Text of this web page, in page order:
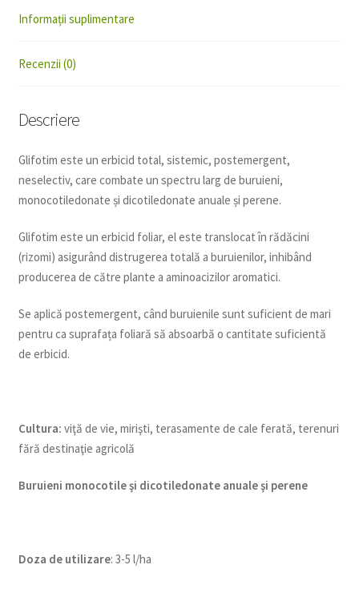
Informații suplimentare
Recenzii (0)
Descriere
Glifotim este un erbicid total, sistemic, postemergent,
neselectiv, care combate un spectru larg de buruieni,
monocotiledonate și dicotiledonate anuale și perene.
Glifotim este un erbicid foliar, el este translocat în rădăcini
(rizomi) asigurând distrugerea totală a buruienilor, inhibând
producerea de către plante a aminoacizilor aromatici.
Se aplică postemergent, când buruienile sunt suficient de mari
pentru ca suprafața foliară să absoarbă o cantitate suficientă
de erbicid.
Cultura: viţă de vie, mirişti, terasamente de cale ferată, terenuri
fără destinaţie agricolă
Buruieni monocotileşi dicotiledonate anualeşi perene
Doza de utilizare: 3-5 l/ha